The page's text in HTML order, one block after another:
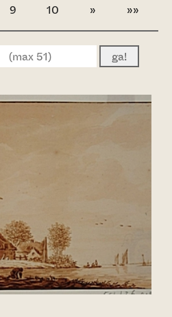
9 10 » »»
ga!